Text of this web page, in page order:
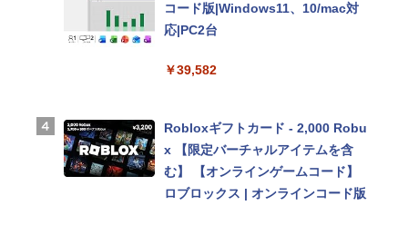
Apple 2026 MacBook Air M5チッ
プ搭載13インチノートブック：AI
Liquid Retinaディスプレイ、16G
カメラ、日本語キーボード、Touc
h ID - シルバー
￥261,414
コード版|Windows11、10/mac対
応|PC2台
￥39,582
Robloxギフトカード - 2,000 Robu
x 【限定バーチャルアイテムを含
む】 【オンラインゲームコード】
ロブロックス | オンラインコード版